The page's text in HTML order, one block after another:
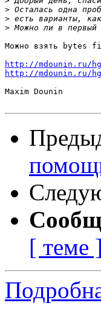
>
>
>
Можно взять bytes
http://mdounin.ru/
http://mdounin.ru/
Maxim Dounin
[ теме ]